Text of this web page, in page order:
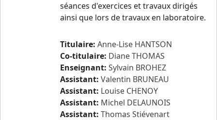
séances d'exercices et travaux dirigés
ainsi que lors de travaux en laboratoire.
Titulaire: Anne-Lise HANTSON
Co-titulaire: Diane THOMAS
Enseignant: Sylvain BROHEZ
Assistant: Valentin BRUNEAU
Assistant: Louise CHENOY
Assistant: Michel DELAUNOIS
Assistant: Thomas Stiévenart